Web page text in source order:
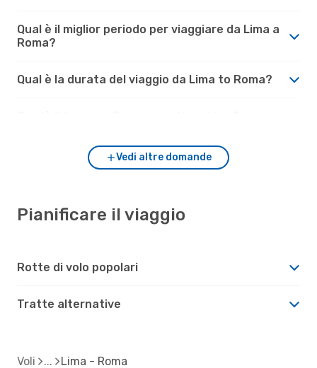
Qual è il miglior periodo per viaggiare da Lima a
Roma?
Qual è la durata del viaggio da Lima to Roma?
Vedi altre domande
Pianificare il viaggio
Rotte di volo popolari
Tratte alternative
Voli Lima - Roma